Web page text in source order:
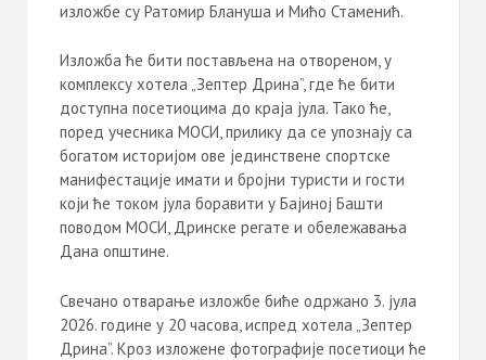
изложбе су Ратомир Блануша и Мићо Стаменић.
Изложба ће бити постављена на отвореном, у
комплексу хотела „Зептер Дрина”, где ће бити
доступна посетиоцима до краја јула. Тако ће,
поред учесника МОСИ, прилику да се упознају са
богатом историјом ове јединствене спортске
манифестације имати и бројни туристи и гости
који ће током јула боравити у Бајиној Башти
поводом МОСИ, Дринске регате и обележавања
Дана општине.
Свечано отварање изложбе биће одржано 3. јула
2026. године у 20 часова, испред хотела „Зептер
Дрина”. Кроз изложене фотографије посетиоци ће